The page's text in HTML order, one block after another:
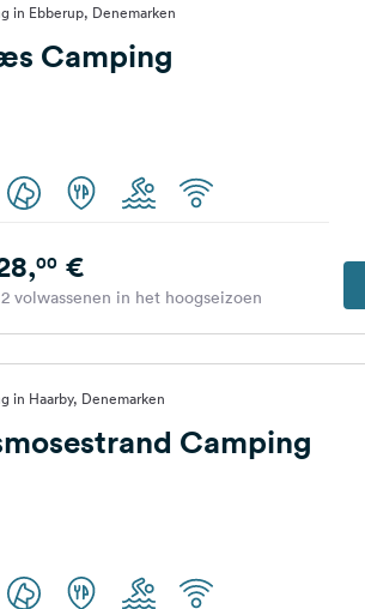
in Ebberup, Denemarken
Camping
00€
volwassenen in het hoogseizoen
in Haarby, Denemarken
Camping